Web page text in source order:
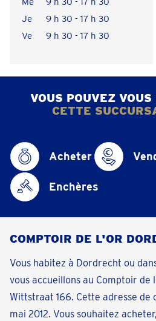
Je
9 h 30 - 17 h 30
Ve
9 h 30 - 17 h 30
VOUS POUVEZ
CETTE
Acheter
Enchères
COMPTOIR DE L'OR
Vous habitez à Dordrecht ou
vous accueillons au Comptoir de
Wittstraat 166. Cette adresse de
mai 2012. Vous souhaitez